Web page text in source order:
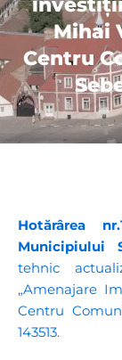
Mihai
Centru
Hotărârea
Municipiului
tehnic
„Amenajare
Centru
143513.